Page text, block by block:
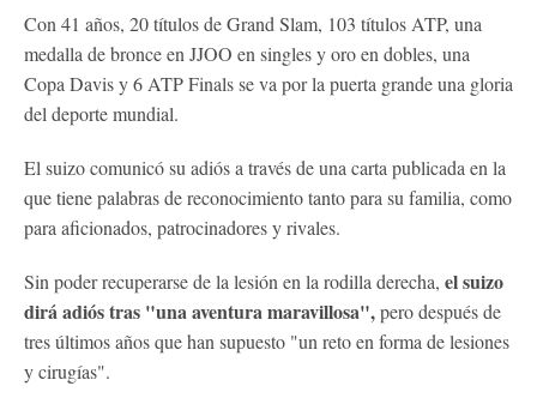
Con 41 años, 20 títulos de Grand Slam, 103 títulos ATP, una
medalla de bronce en JJOO en singles y oro en dobles, una
Copa Davis y 6 ATP Finals se va por la puerta grande una gloria
del deporte mundial.
El suizo comunicó su adiós a través de una carta publicada en la
que tiene palabras de reconocimiento tanto para su familia, como
para aficionados, patrocinadores y rivales.
Sin poder recuperarse de la lesión en la rodilla derecha, el suizo
dirá adiós tras "una aventura maravillosa",pero después de
tres últimos años que han supuesto "un reto en forma de lesiones
y cirugías".